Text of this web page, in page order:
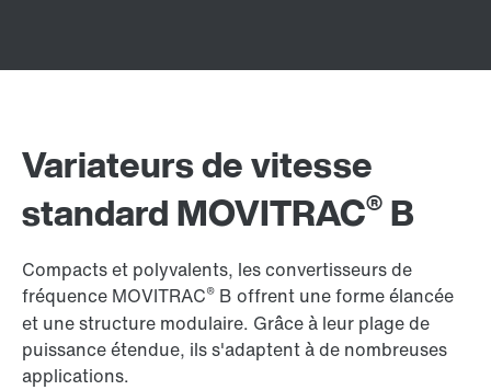
Variateurs de vitesse
standard MOVITRAC® B
Compacts et polyvalents, les convertisseurs de
fréquence MOVITRAC® B offrent une forme élancée
et une structure modulaire. Grâce à leur plage de
puissance étendue, ils s'adaptent à de nombreuses
applications.